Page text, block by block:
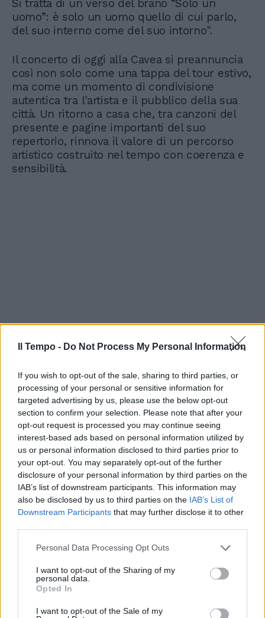
Il Tempo - Do Not Process My Personal Information
If you wish to opt-out of the sale, sharing to third parties, or
processing of your personal or sensitive information for
targeted advertising by us, please use the below opt-out
section to confirm your selection. Please note that after your
opt-out request is processed you may continue seeing
interest-based ads based on personal information utilized by
us or personal information disclosed to third parties prior to
your opt-out. You may separately opt-out of the further
disclosure of your personal information by third parties on the
IAB’s list of downstream participants. This information may
also be disclosed by us to third parties on the IAB’s List of
Downstream Participants that may further disclose it to other
Personal Data Processing Opt Outs
I want to opt-out of the Sharing of my
personal data.
Opted In
I want to opt-out of the Sale of my
Si tratta di un verso del brano “Solo un
uomo”: è solo un uomo quello di cui parlo,
del suo interno come del suo intorno".
Il concerto di oggi alla Cavea si preannuncia
così non solo come una tappa del tour estivo,
ma come un momento di condivisione
autentica tra l'artista e il pubblico della sua
città. Un ritorno a casa che, tra canzoni del
presente e pagine importanti del suo
repertorio, rinnova il valore di un percorso
artistico costruito nel tempo con coerenza e
sensibilità.